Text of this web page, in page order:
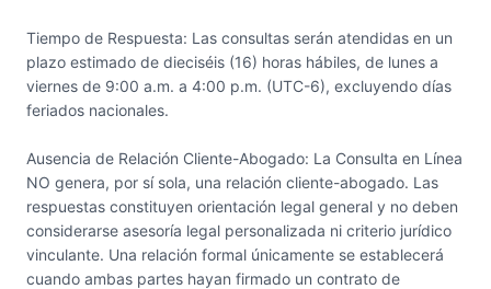
Tiempo de Respuesta: Las consultas serán atendidas en un
plazo estimado de dieciséis (16) horas hábiles, de lunes a
viernes de 9:00 a.m. a 4:00 p.m. (UTC-6), excluyendo días
feriados nacionales.
Ausencia de Relación Cliente-Abogado: La Consulta en Línea
NO genera, por sí sola, una relación cliente-abogado. Las
respuestas constituyen orientación legal general y no deben
considerarse asesoría legal personalizada ni criterio jurídico
vinculante. Una relación formal únicamente se establecerá
cuando ambas partes hayan firmado un contrato de